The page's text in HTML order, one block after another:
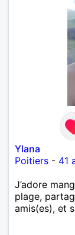
Ylana
Poitiers - 41
J’adore
plage,
amis(es), et